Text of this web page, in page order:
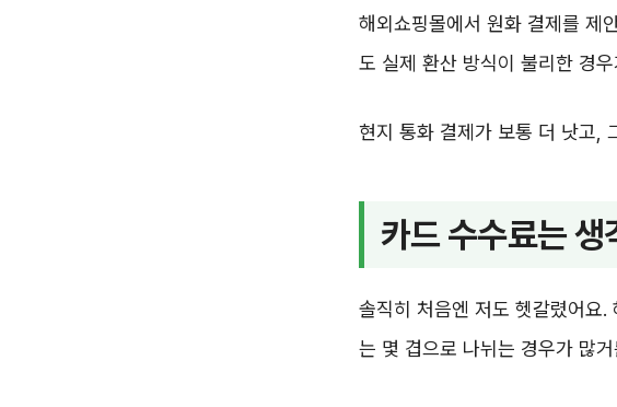
해외쇼핑몰에서 원화 결제를 제
도 실제 환산 방식이 불리한 경
현지 통화 결제가 보통 더 낫고,
카드 수수료는
솔직히 처음엔 저도 헷갈렸어요
는 몇 겹으로 나뉘는 경우가 많거